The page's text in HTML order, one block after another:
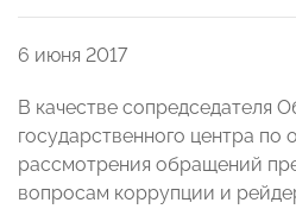
6 июня 2017
В качестве сопредседателя
государственного центра по
рассмотрения обращений
вопросам коррупции и